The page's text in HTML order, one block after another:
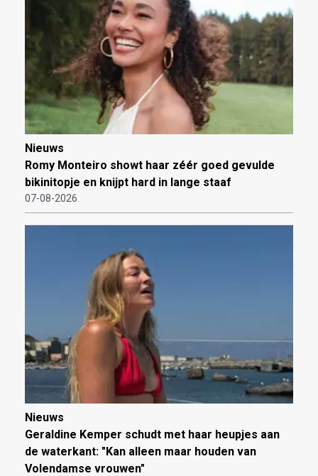
Nieuws
Romy Monteiro showt haar zéér goed gevulde
bikinitopje en knijpt hard in lange staaf
07-08-2026
Nieuws
Geraldine Kemper schudt met haar heupjes aan
de waterkant: "Kan alleen maar houden van
Volendamse vrouwen"